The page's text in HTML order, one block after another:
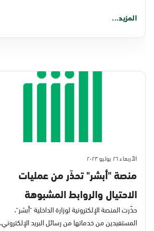
المزيد...
الأربعاء ٢٦ يوليو ٢٠٢٣
منصة "أبشر" تحذّر من عمليات
الاحتيال والروابط المشبوهة
حذّرت المنصة الإلكترونية لوزارة الداخلية "أبشر"،
المستفيدين من خدماتها من رسائل البريد الإلكتروني،